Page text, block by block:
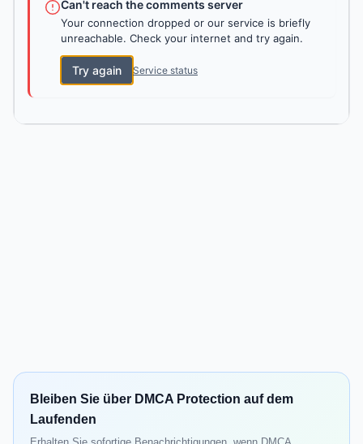
Can't reach the comments server
Your connection dropped or our service is briefly
unreachable. Check your internet and try again.
Try again Service status
Bleiben Sie über DMCA Protection auf dem
Laufenden